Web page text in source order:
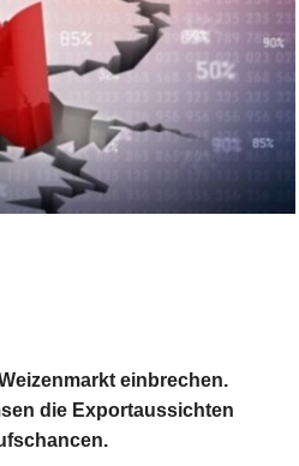
einbrechen.
die Exportaussichten